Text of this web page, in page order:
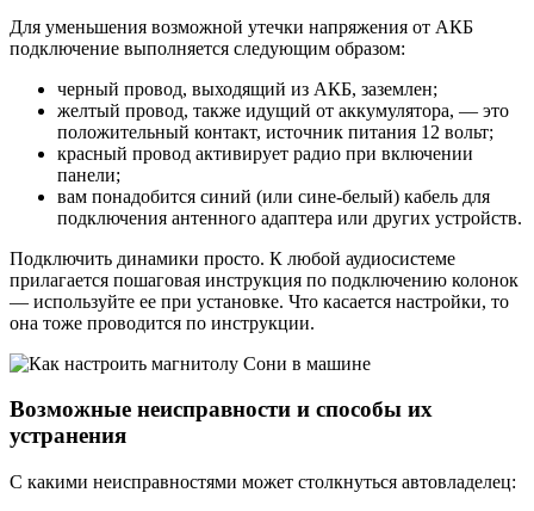
Для уменьшения возможной утечки напряжения от АКБ
подключение выполняется следующим образом:
черный провод, выходящий из АКБ, заземлен;
желтый провод, также идущий от аккумулятора, — это
положительный контакт, источник питания 12 вольт;
красный провод активирует радио при включении
панели;
вам понадобится синий (или сине-белый) кабель для
подключения антенного адаптера или других устройств.
Подключить динамики просто. К любой аудиосистеме
прилагается пошаговая инструкция по подключению колонок
— используйте ее при установке. Что касается настройки, то
она тоже проводится по инструкции.
Возможные неисправности и способы их
устранения
С какими неисправностями может столкнуться автовладелец: